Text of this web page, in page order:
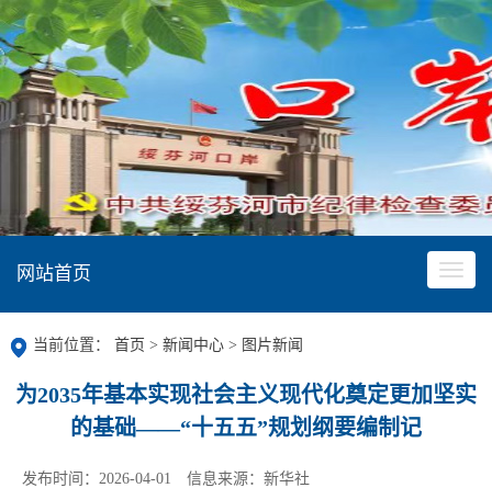
网站首页
当前位置： 首页 > 新闻中心 > 图片新闻
为2035年基本实现社会主义现代化奠定更加坚实
的基础——“十五五”规划纲要编制记
发布时间：2026-04-01
信息来源：新华社